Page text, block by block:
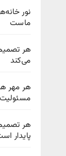
نور
ماست
هر
می‌کند
هر مهر
هر
پایدار